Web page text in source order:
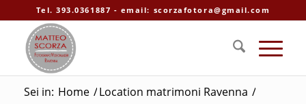
Tel. 393.0361887 - email: scorzafotora@gmail.com
Sei in: Home /Location matrimoni Ravenna /